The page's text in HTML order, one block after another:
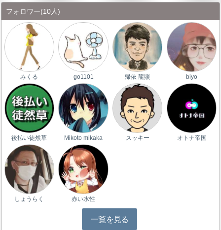
フォロワー(10人)
みくる go1101 帰依 龍照 biyo
後払い徒然草 Mikoto mikaka スッキー オトナ帝国
しょうらく 赤い水性
一覧を見る